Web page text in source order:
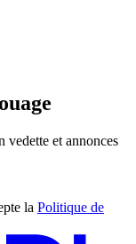
vedette et annonces
la Politique de